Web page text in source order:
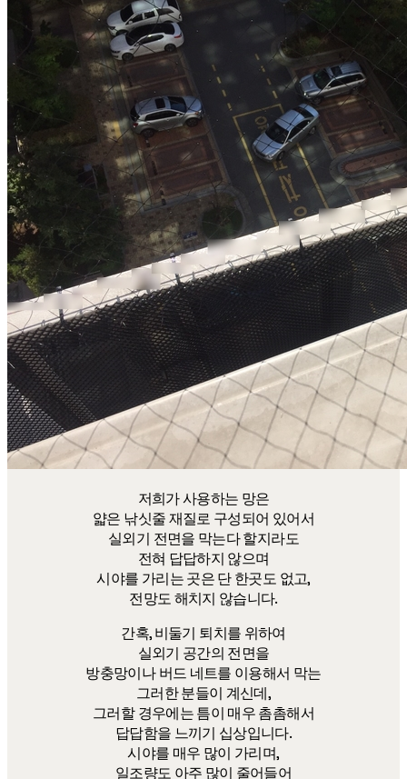
저희가 사용하는 망은
얇은 낚싯줄 재질로 구성되어 있어서
실외기 전면을 막는다 할지라도
전혀 답답하지 않으며
시야를 가리는 곳은 단 한곳도 없고,
전망도 해치지 않습니다.
간혹, 비둘기 퇴치를 위하여
실외기 공간의 전면을
방충망이나 버드 네트를 이용해서 막는
그러한 분들이 계신데,
그러할 경우에는 틈이 매우 촘촘해서
답답함을 느끼기 십상입니다.
시야를 매우 많이 가리며,
일조량도 아주 많이 줄어들어